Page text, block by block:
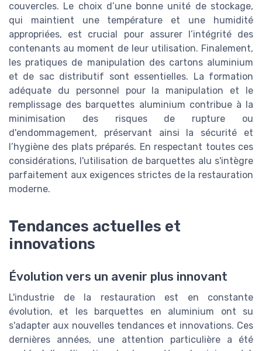
couvercles. Le choix d’une bonne unité de stockage,
qui maintient une température et une humidité
appropriées, est crucial pour assurer l’intégrité des
contenants au moment de leur utilisation. Finalement,
les pratiques de manipulation des cartons aluminium
et de sac distributif sont essentielles. La formation
adéquate du personnel pour la manipulation et le
remplissage des barquettes aluminium contribue à la
minimisation des risques de rupture ou
d'endommagement, préservant ainsi la sécurité et
l’hygiène des plats préparés. En respectant toutes ces
considérations, l'utilisation de barquettes alu s'intègre
parfaitement aux exigences strictes de la restauration
moderne.
Tendances actuelles et
innovations
Évolution vers un avenir plus innovant
L'industrie de la restauration est en constante
évolution, et les barquettes en aluminium ont su
s'adapter aux nouvelles tendances et innovations. Ces
dernières années, une attention particulière a été